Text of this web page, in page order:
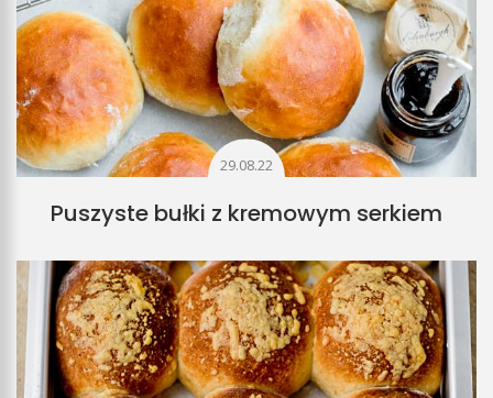
29.08.22
Puszyste bułki z kremowym serkiem